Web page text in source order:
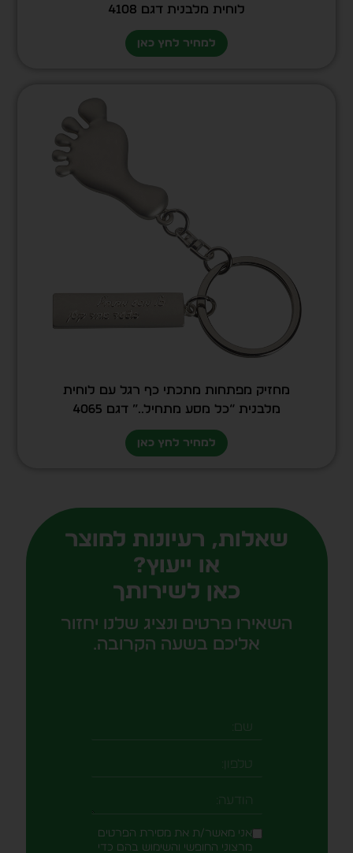
לוחית מלבנית דגם 4108
למחיר לחץ כאן
מחזיק מפתחות מתכתי כף רגל עם לוחית
מלבנית “כל מסע מתחיל..” דגם 4065
למחיר לחץ כאן
שאלות, רעיונות למוצר
או ייעוץ?
כאן לשירותך
השאירו פרטים ונציג שלנו יחזור
אליכם בשעה הקרובה.
שם
טלפון
הודעה
אני מאשר/ת את מסירת הפרטים
מרצוני החופשי והשימוש בהם כדי